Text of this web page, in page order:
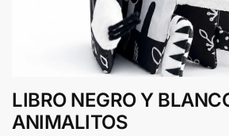
LIBRO NEGRO Y
ANIMALITOS